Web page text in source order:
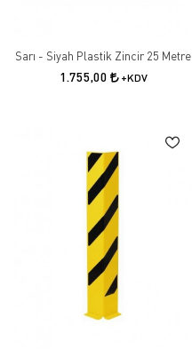
Sarı - Siyah Plastik Zincir 25 Metre
1.755,00 +KDV